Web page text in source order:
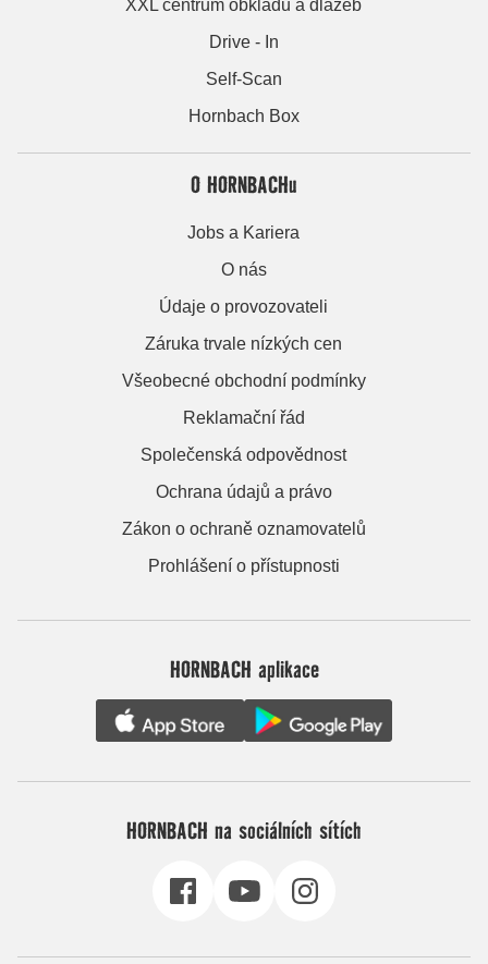
XXL centrum obkladů a dlažeb
Drive - In
Self-Scan
Hornbach Box
O HORNBACHu
Jobs a Kariera
O nás
Údaje o provozovateli
Záruka trvale nízkých cen
Všeobecné obchodní podmínky
Reklamační řád
Společenská odpovědnost
Ochrana údajů a právo
Zákon o ochraně oznamovatelů
Prohlášení o přístupnosti
HORNBACH aplikace
HORNBACH na sociálních sítích